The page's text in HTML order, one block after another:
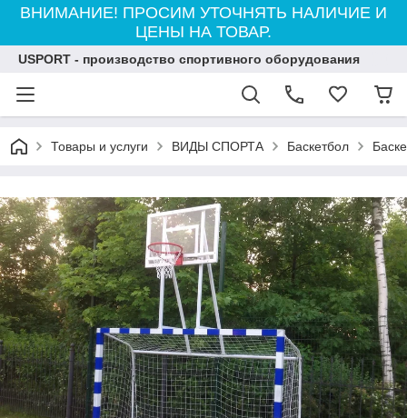
ВНИМАНИЕ! ПРОСИМ УТОЧНЯТЬ НАЛИЧИЕ И
ЦЕНЫ НА ТОВАР.
USPORT - производство спортивного оборудования
Товары и услуги ВИДЫ СПОРТА Баскетбол